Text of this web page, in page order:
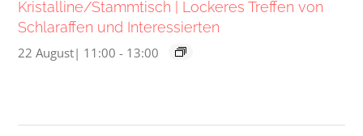
Kristalline/Stammtisch | Lockeres Treffen von
Schlaraffen und Interessierten
22 August| 11:00 - 13:00